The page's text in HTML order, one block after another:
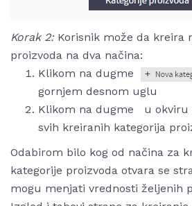
Korak 2: Korisnik može da kreira
proizvoda na dva načina:
Klikom na dugme
gornjem desnom uglu
Klikom na dugme
u okviru
svih kreiranih kategorija
Odabirom bilo kog od načina za
kategorije proizvoda otvara se
mogu menjati vrednosti željenih